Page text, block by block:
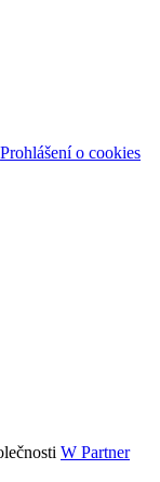
Prohlášení o cookies
W Partner